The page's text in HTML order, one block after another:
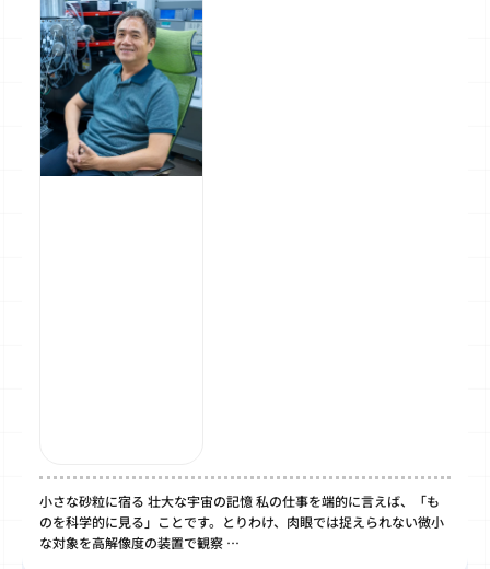
小さな砂粒に宿る 壮大な宇宙の記憶 私の仕事を端的に言えば、「も
のを科学的に見る」ことです。とりわけ、肉眼では捉えられない微小
な対象を高解像度の装置で観察 …